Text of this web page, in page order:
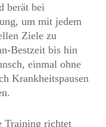
berät bei
um mit jedem
Ziele zu
Bestzeit bis hin
einmal ohne
Krankheitspausen
Training richtet